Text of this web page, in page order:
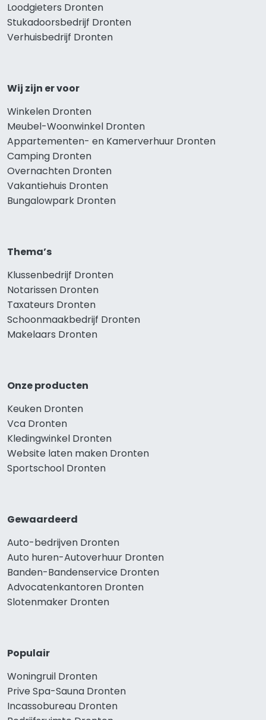
Loodgieters Dronten
Stukadoorsbedrijf Dronten
Verhuisbedrijf Dronten
Wij zijn er voor
Winkelen Dronten
Meubel-Woonwinkel Dronten
Appartementen- en Kamerverhuur Dronten
Camping Dronten
Overnachten Dronten
Vakantiehuis Dronten
Bungalowpark Dronten
Thema’s
Klussenbedrijf Dronten
Notarissen Dronten
Taxateurs Dronten
Schoonmaakbedrijf Dronten
Makelaars Dronten
Onze producten
Keuken Dronten
Vca Dronten
Kledingwinkel Dronten
Website laten maken Dronten
Sportschool Dronten
Gewaardeerd
Auto-bedrijven Dronten
Auto huren-Autoverhuur Dronten
Banden-Bandenservice Dronten
Advocatenkantoren Dronten
Slotenmaker Dronten
Populair
Woningruil Dronten
Prive Spa-Sauna Dronten
Incassobureau Dronten